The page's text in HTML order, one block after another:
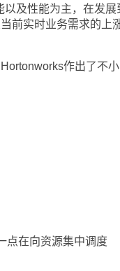
及性能为主，在发展
前实时业务需求的上
作出了不
在向资源集中调度